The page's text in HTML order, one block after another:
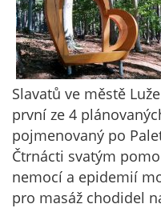
Slavatů ve městě
první ze 4
pojmenovaný po
Čtrnácti svatým
nemocí a epidemií
pro masáž chodidel